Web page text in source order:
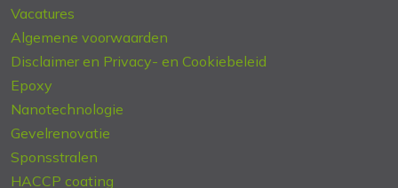
Vacatures
Algemene voorwaarden
Disclaimer en Privacy- en Cookiebeleid
Epoxy
Nanotechnologie
Gevelrenovatie
Sponsstralen
HACCP coating